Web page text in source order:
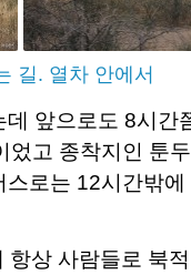
길. 열차 안에서
앞으로도 8시간
었고 종착지인 툰
로는 12시간밖
상 사람들로 북